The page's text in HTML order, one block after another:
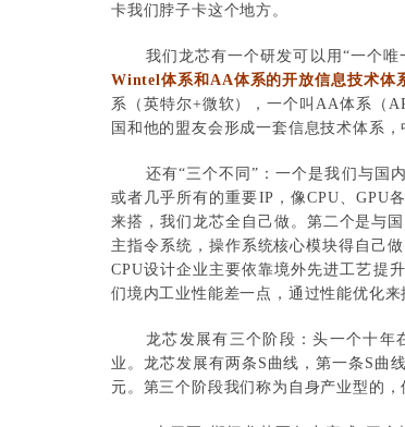
卡我们脖子卡这个地方。
我们龙芯有一个研发可以用“一个
Wintel体系和AA体系的开放信息技术体
系（英特尔+微软），一个叫AA体系（
国和他的盟友会形成一套信息技术体系
还有“三个不同”：一个是我们与国
或者几乎所有的重要IP，像CPU、GPU
来搭，我们龙芯全自己做。第二个是与
主指令系统，操作系统核心模块得自己
CPU设计企业主要依靠境外先进工艺提
们境内工业性能差一点，通过性能优化
龙芯发展有三个阶段：头一个十年
业。龙芯发展有两条S曲线，第一条S曲
元。第三个阶段我们称为自身产业型的